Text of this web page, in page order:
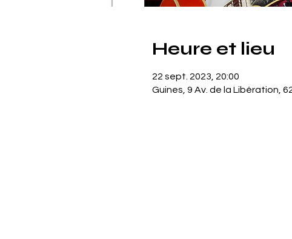
Heure et lieu
22 sept. 2023, 20:00
Guines, 9 Av. de la Libération,